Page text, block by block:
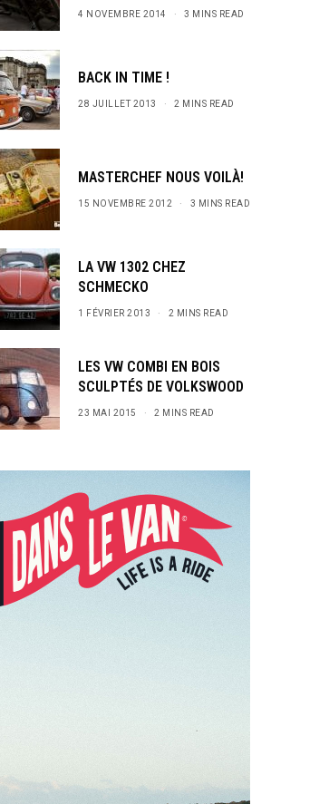
4 NOVEMBRE 2014 3 MINS READ
BACK IN TIME !
28 JUILLET 2013 2 MINS READ
MASTERCHEF NOUS VOILÀ!
15 NOVEMBRE 2012 3 MINS READ
LA VW 1302 CHEZ
SCHMECKO
1 FÉVRIER 2013 2 MINS READ
LES VW COMBI EN BOIS
SCULPTÉS DE VOLKSWOOD
23 MAI 2015 2 MINS READ